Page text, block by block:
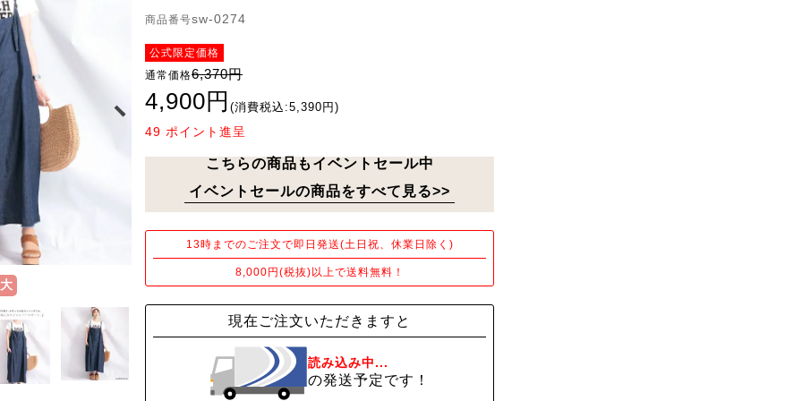
商品番号sw-0274
公式限定価格
通常価格6,370円
4,900円 (消費税込:5,390円)
49 ポイント進呈
こちらの商品もイベントセール中
イベントセールの商品をすべて見る>>
13時までのご注文で即日発送(土日祝、休業日除く)
8,000円(税抜)以上で送料無料！
現在ご注文いただきますと
読み込み中...
の発送予定です！